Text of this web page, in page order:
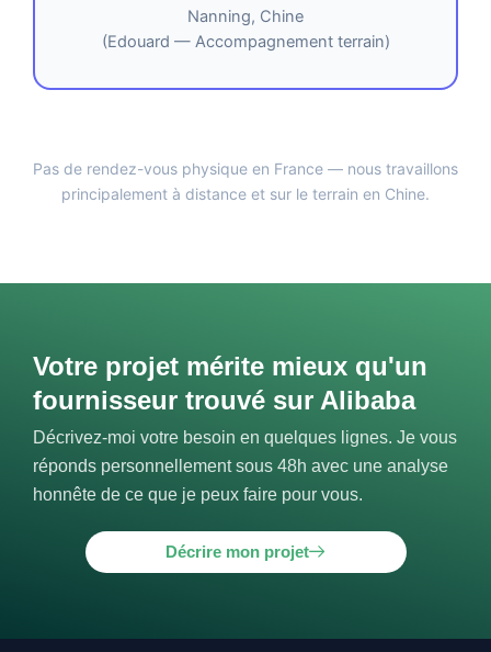
Nanning, Chine
(Edouard — Accompagnement terrain)
Pas de rendez-vous physique en France — nous travaillons
principalement à distance et sur le terrain en Chine.
Votre projet mérite mieux qu'un
fournisseur trouvé sur Alibaba
Décrivez-moi votre besoin en quelques lignes. Je vous
réponds personnellement sous 48h avec une analyse
honnête de ce que je peux faire pour vous.
Décrire mon projet